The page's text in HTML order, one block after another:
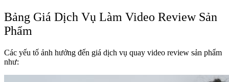
Bảng Giá Dịch Vụ Làm Video Review Sản
Phẩm
Các yếu tố ảnh hưởng đến giá dịch vụ quay video review sản phẩm
như: